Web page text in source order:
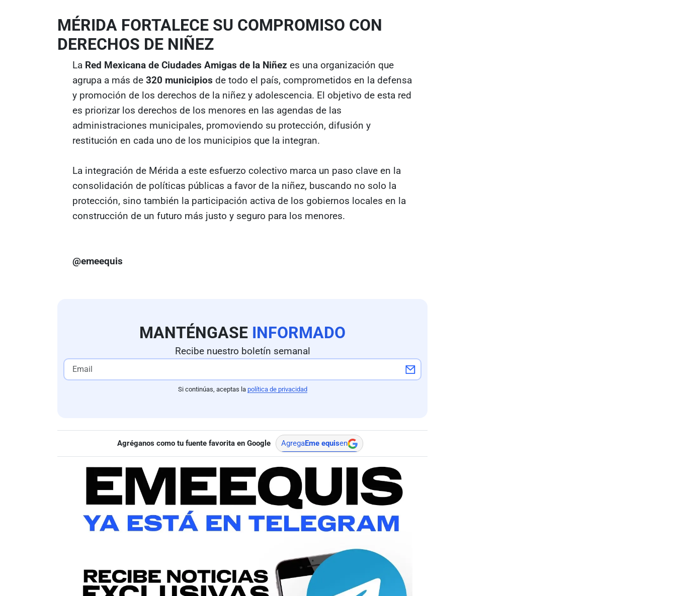
MÉRIDA FORTALECE SU COMPROMISO CON
DERECHOS DE NIÑEZ
La Red Mexicana de Ciudades Amigas de la Niñez es una organización que
agrupa a más de 320 municipios de todo el país, comprometidos en la defensa
y promoción de los derechos de la niñez y adolescencia. El objetivo de esta red
es priorizar los derechos de los menores en las agendas de las
administraciones municipales, promoviendo su protección, difusión y
restitución en cada uno de los municipios que la integran.
La integración de Mérida a este esfuerzo colectivo marca un paso clave en la
consolidación de políticas públicas a favor de la niñez, buscando no solo la
protección, sino también la participación activa de los gobiernos locales en la
construcción de un futuro más justo y seguro para los menores.
@emeequis
MANTÉNGASE INFORMADO
Recibe nuestro boletín semanal
Si continúas, aceptas la política de privacidad
Agréganos como tu fuente favorita en Google AgregaEme equisen